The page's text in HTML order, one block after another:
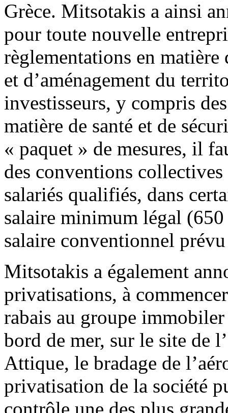
Grèce. Mitsotakis a ainsi
pour toute nouvelle
règlementations en
et d’aménagement du
investisseurs, y compris
matière de santé et de
« paquet » de mesures, il
des conventions
salariés qualifiés, dans
salaire minimum légal
salaire conventionnel
Mitsotakis a également
privatisations, à
rabais au groupe
bord de mer, sur le site de
Attique, le bradage de
privatisation de la société
contrôle une des plus